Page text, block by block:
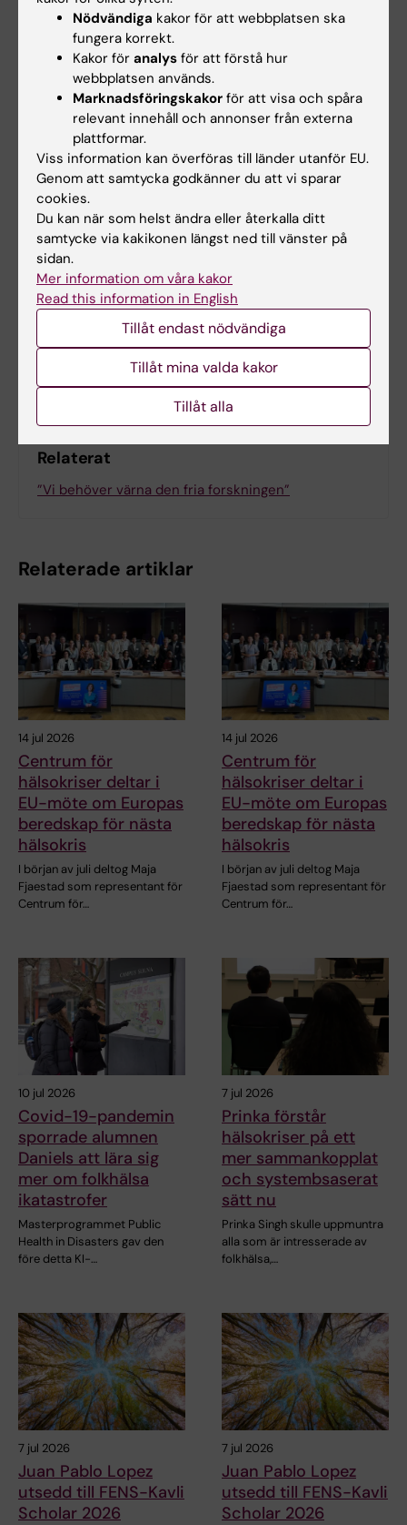
På plats fanns Ahmadreza Djalalis hustru Vida Mehrannia och även
hans dotter. Foto: Per Groth
Tags
Debatt
Uppdaterad av:
Madeleine Huss 2026-04-17
Relaterat
”Vi behöver värna den fria forskningen”
Relaterade artiklar
14 jul 2026
Centrum för
hälsokriser deltar i
EU-möte om Europas
beredskap för nästa
hälsokris
I början av juli deltog Maja
Fjaestad som representant för
Centrum för…
14 jul 2026
Centrum för
hälsokriser deltar i
EU-möte om Europas
beredskap för nästa
hälsokris
I början av juli deltog Maja
Fjaestad som representant för
Centrum för…
10 jul 2026
Covid-19-pandemin
sporrade alumnen
Daniels att lära sig
mer om folkhälsa
ikatastrofer
Masterprogrammet Public
Health in Disasters gav den
före detta KI-…
7 jul 2026
Prinka förstår
hälsokriser på ett
mer sammankopplat
och systembsaserat
sätt nu
Prinka Singh skulle uppmuntra
alla som är intresserade av
folkhälsa,…
7 jul 2026
Juan Pablo Lopez
utsedd till FENS-Kavli
Scholar 2026
7 jul 2026
Juan Pablo Lopez
utsedd till FENS-Kavli
Scholar 2026
Nödvändiga kakor för att webbplatsen ska
fungera korrekt.
Kakor för analys för att förstå hur
webbplatsen används.
Marknadsföringskakor för att visa och spåra
relevant innehåll och annonser från externa
plattformar.
Viss information kan överföras till länder utanför EU.
Genom att samtycka godkänner du att vi sparar
cookies.
Du kan när som helst ändra eller återkalla ditt
samtycke via kakikonen längst ned till vänster på
sidan.
Mer information om våra kakor
Read this information in English
Tillåt endast nödvändiga
Tillåt mina valda kakor
Tillåt alla